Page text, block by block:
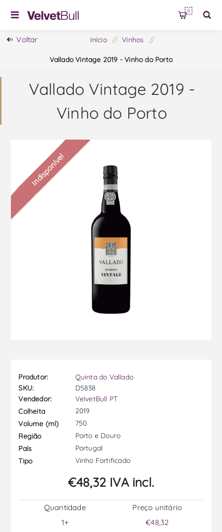
0
Voltar Início / Vinhos /
Vallado Vintage 2019 - Vinho do Porto
Vallado Vintage 2019 -
Vinho do Porto
Indisponível
Produtor:
Quinta do Vallado
SKU:
D5838
Vendedor:
VelvetBull PT
Colheita
2019
Volume (ml)
750
Região
Porto e Douro
País
Portugal
Tipo
Vinho Fortificado
€48,32 IVA incl.
Quantidade
1+
Preço unitário
€48,32